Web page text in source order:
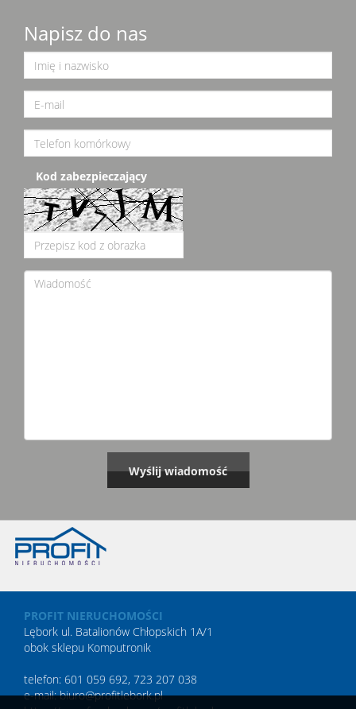
Napisz do nas
Kod zabezpieczający
PROFIT NIERUCHOMOŚCI
Lębork ul. Batalionów Chłopskich 1A/1
obok sklepu Komputronik
telefon: 601 059 692, 723 207 038
e-mail: biuro@profitlebork.pl